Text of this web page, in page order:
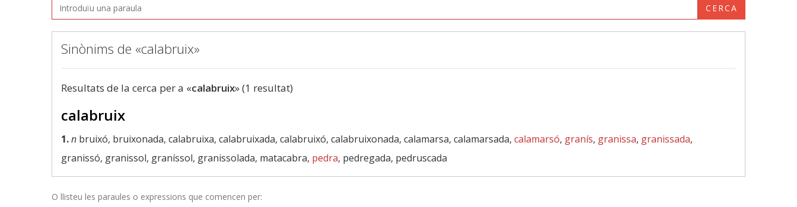
CERCA
Sinònims de «calabruix»
Resultats de la cerca per a «calabruix» (1 resultat)
calabruix
1.n bruixó, bruixonada, calabruixa, calabruixada, calabruixó, calabruixonada, calamarsa, calamarsada, calamarsó, granís, granissa, granissada,
granissó, granissol, graníssol, granissolada, matacabra, pedra, pedregada, pedruscada
O llisteu les paraules o expressions que comencen per: